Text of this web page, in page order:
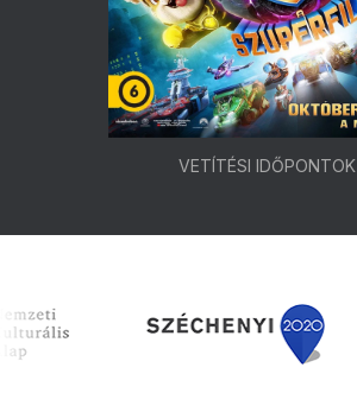
VETÍTÉSI IDŐPONTOK